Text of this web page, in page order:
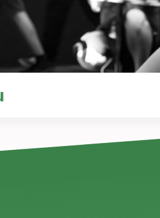
ja niin on myös saapunut